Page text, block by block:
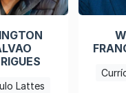
Lattes